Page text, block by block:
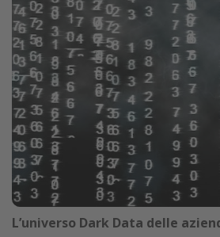
L’universo Dark Data delle